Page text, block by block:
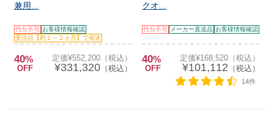
兼用...
代引不可 お客様情報確認
受注品【約１～２ヵ月】で発送
40%
OFF
定価¥552,200（税込）
¥331,320（税込）
クオ...
代引不可 メーカー直送品 お客様情報確認
40%
OFF
定価¥168,520（税込）
¥101,112 （税込）
14件